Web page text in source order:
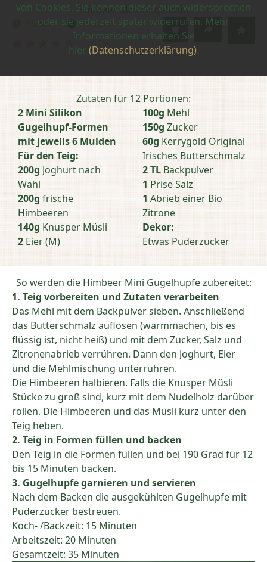
von Cookies. Sie können dieser auch widersprechen
oder sie jederzeit später widerrufen. Mehr
Informationen erhalten Sie
hier (Datenschutzerklärung).
Himbeer Mini Gugelhupf
Zubereitungszeit:
35 Min Schwierigkeit:
einfach
Zutaten für 12 Portionen:
2 Mini Silikon
Gugelhupf-Formen
mit jeweils 6 Mulden
Für den Teig:
200g Joghurt nach
Wahl
200g frische
Himbeeren
140g Knusper Müsli
2 Eier (M)
100g Mehl
150g Zucker
60g Kerrygold Original
Irisches Butterschmalz
2 TL Backpulver
1 Prise Salz
1 Abrieb einer Bio
Zitrone
Dekor:
Etwas Puderzucker
So werden die Himbeer Mini Gugelhupfe zubereitet:
1. Teig vorbereiten und Zutaten verarbeiten
Das Mehl mit dem Backpulver sieben. Anschließend
das Butterschmalz auflösen (warmmachen, bis es
flüssig ist, nicht heiß) und mit dem Zucker, Salz und
Zitronenabrieb verrühren. Dann den Joghurt, Eier
und die Mehlmischung unterrühren.
Die Himbeeren halbieren. Falls die Knusper Müsli
Stücke zu groß sind, kurz mit dem Nudelholz darüber
rollen. Die Himbeeren und das Müsli kurz unter den
Teig heben.
2. Teig in Formen füllen und backen
Den Teig in die Formen füllen und bei 190 Grad für 12
bis 15 Minuten backen.
3. Gugelhupfe garnieren und servieren
Nach dem Backen die ausgekühlten Gugelhupfe mit
Puderzucker bestreuen.
Koch- /Backzeit: 15 Minuten
Arbeitszeit: 20 Minuten
Gesamtzeit: 35 Minuten